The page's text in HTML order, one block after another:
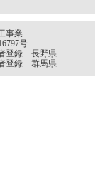
事業
号
登録 長野県
登録 群馬県